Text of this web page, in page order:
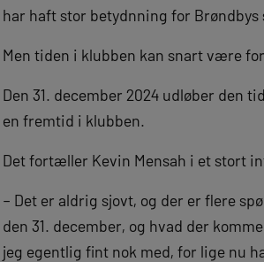
har haft stor betydnning for Brøndbys
Men tiden i klubben kan snart være
Den 31. december 2024 udløber den
en fremtid i klubben.
Det fortæller Kevin Mensah i et stort
– Det er aldrig sjovt, og der er flere
den 31. december, og hvad der
jeg egentlig fint nok med, for lige nu